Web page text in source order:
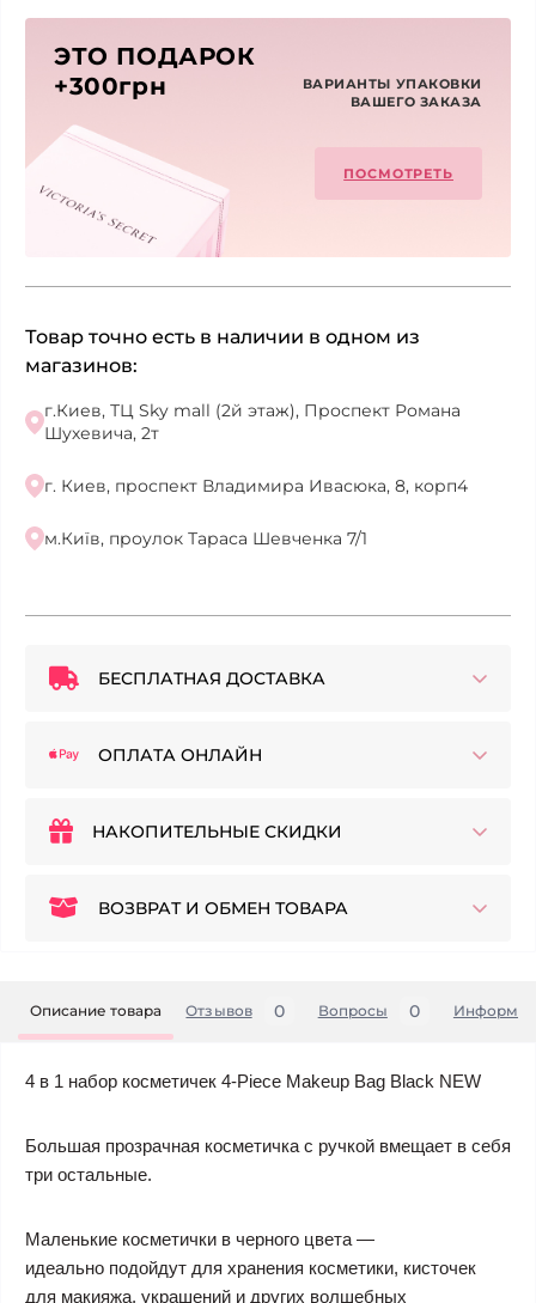
ЭТО ПОДАРОК
+300грн
ВАРИАНТЫ УПАКОВКИ
ВАШЕГО ЗАКАЗА
ПОСМОТРЕТЬ
Товар точно есть в наличии в одном из
магазинов:
г.Киев, ТЦ Sky mall (2й этаж), Проспект Романа
Шухевича, 2т
г. Киев, проспект Владимира Ивасюка, 8, корп4
м.Київ, проулок Тараса Шевченка 7/1
БЕСПЛАТНАЯ ДОСТАВКА
ОПЛАТА ОНЛАЙН
НАКОПИТЕЛЬНЫЕ СКИДКИ
ВОЗВРАТ И ОБМЕН ТОВАРА
Описание товара Отзывов 0 Вопросы 0
4 в 1 набор косметичек 4-Piece Makeup Bag Black NEW
Большая прозрачная косметичка с ручкой вмещает в себя
три остальные.
Маленькие косметички в черного цвета —
идеально подойдут для хранения косметики, кисточек
для макияжа, украшений и других волшебных